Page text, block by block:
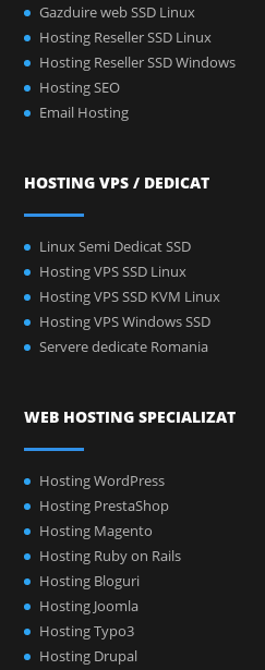
Gazduire web SSD Linux
Hosting Reseller SSD Linux
Hosting Reseller SSD Windows
Hosting SEO
Email Hosting
HOSTING VPS / DEDICAT
Linux Semi Dedicat SSD
Hosting VPS SSD Linux
Hosting VPS SSD KVM Linux
Hosting VPS Windows SSD
Servere dedicate Romania
WEB HOSTING SPECIALIZAT
Hosting WordPress
Hosting PrestaShop
Hosting Magento
Hosting Ruby on Rails
Hosting Bloguri
Hosting Joomla
Hosting Typo3
Hosting Drupal